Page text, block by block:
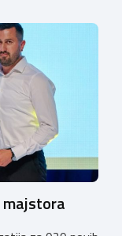
pozdrav
održavat će se
stolovi na
majstora